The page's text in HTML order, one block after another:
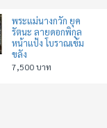
พระแม่นางกวัก ยุค
รัตนะ ลายดอกพิกุล
หน้าแป้ง โบราณเข้ม
ขลัง
7,500 บาท